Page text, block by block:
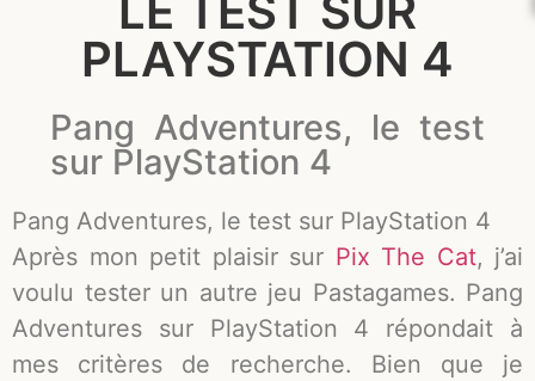
PLAYSTATION 4
Pang Adventures, le test
sur PlayStation 4
Pang Adventures, le test sur PlayStation 4
Après mon petit plaisir sur Pix The Cat, j’ai
voulu tester un autre jeu Pastagames. Pang
Adventures sur PlayStation 4 répondait à
mes critères de recherche. Bien que je